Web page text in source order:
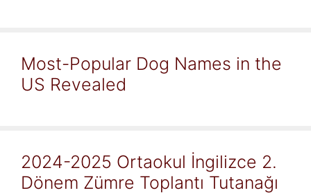
Most-Popular Dog Names in the
US Revealed
2024-2025 Ortaokul İngilizce 2.
Dönem Zümre Toplantı Tutanağı